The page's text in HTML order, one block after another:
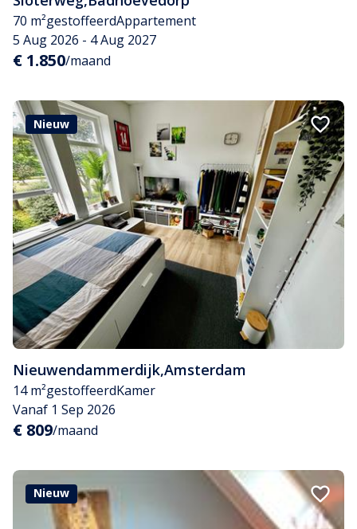
70 m²gestoffeerdAppartement
5 Aug 2026 - 4 Aug 2027
€ 1.850/maand
Nieuw
Nieuwendammerdijk,Amsterdam
14 m²gestoffeerdKamer
Vanaf 1 Sep 2026
€ 809/maand
Nieuw